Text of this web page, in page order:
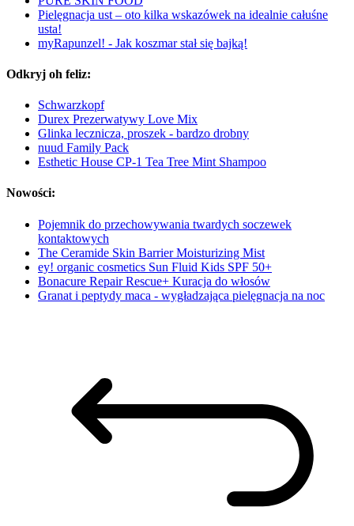
Pielęgnacja ust – oto kilka wskazówek na idealnie całuśne
usta!
myRapunzel! - Jak koszmar stał się bajką!
Odkryj oh feliz:
Schwarzkopf
Durex Prezerwatywy Love Mix
Glinka lecznicza, proszek - bardzo drobny
nuud Family Pack
Esthetic House CP-1 Tea Tree Mint Shampoo
Nowości:
Pojemnik do przechowywania twardych soczewek
kontaktowych
The Ceramide Skin Barrier Moisturizing Mist
ey! organic cosmetics Sun Fluid Kids SPF 50+
Bonacure Repair Rescue+ Kuracja do włosów
Granat i peptydy maca - wygładzająca pielęgnacja na noc